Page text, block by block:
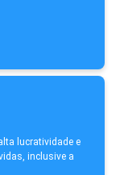
lucratividade e
inclusive a